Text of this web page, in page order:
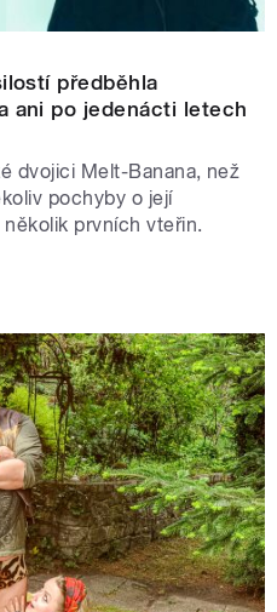
předběhla
ani po jedenácti letech
dvojici Melt-Banana, než
pochyby o její
prvních vteřin.